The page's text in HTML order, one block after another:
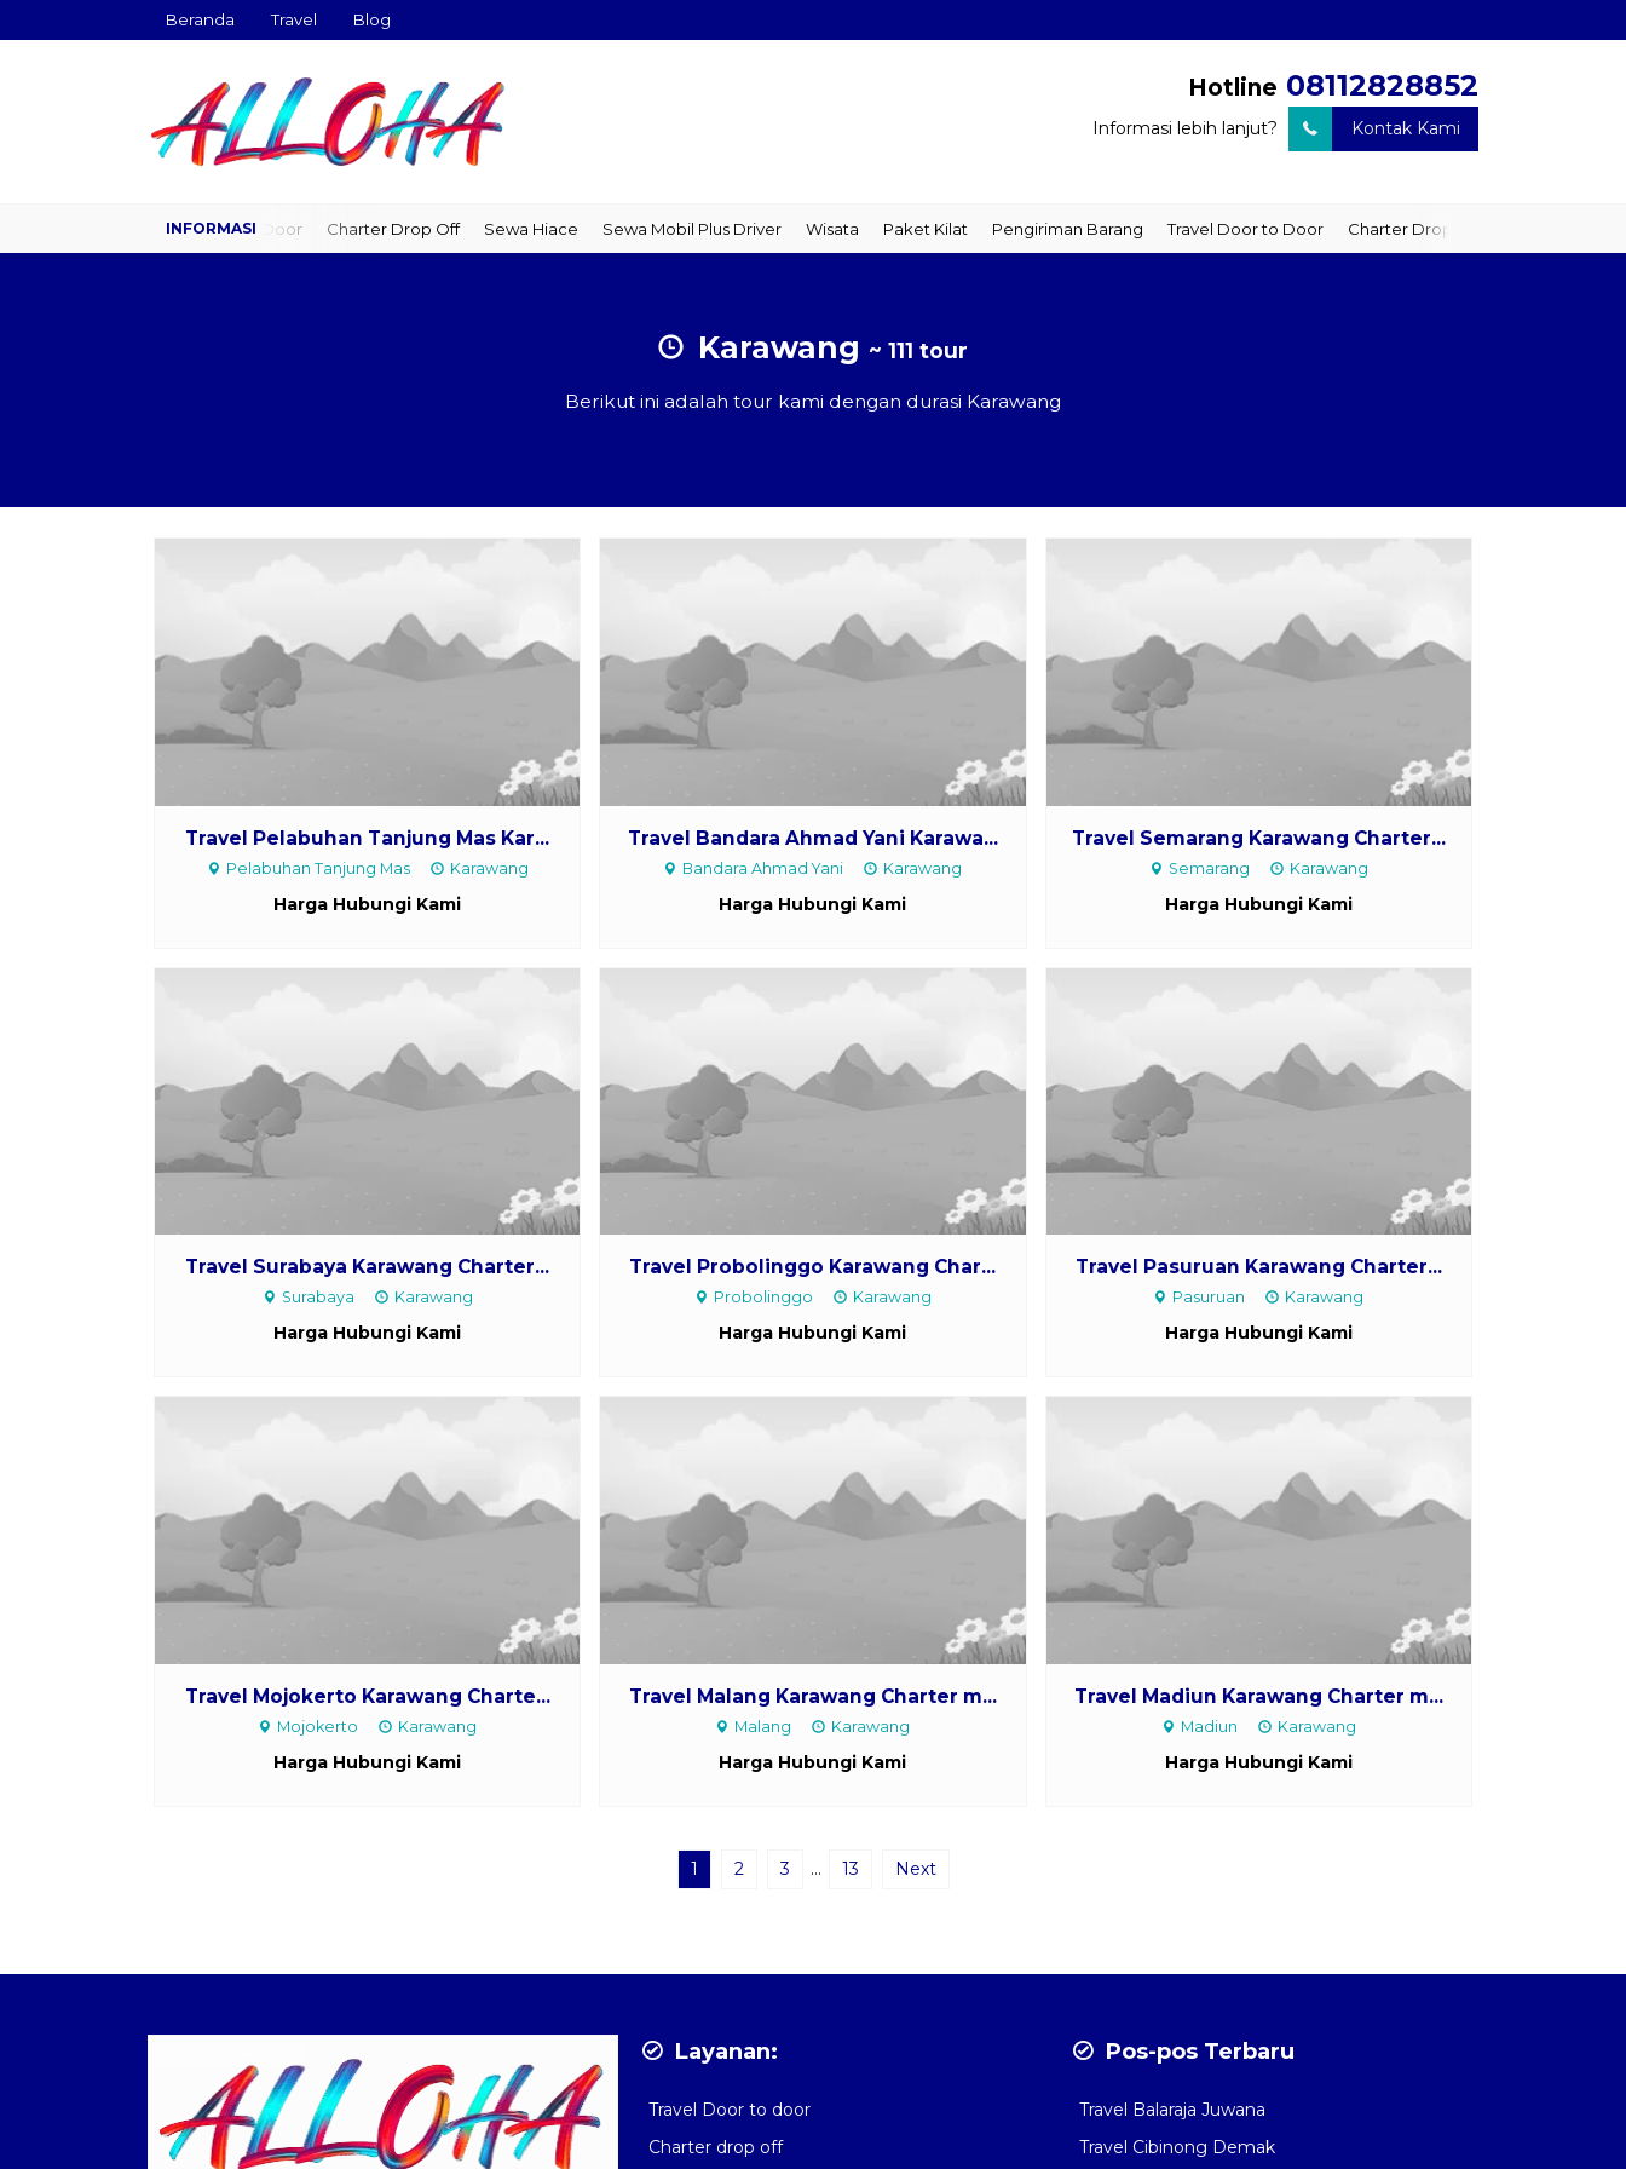
Beranda Travel Blog
Hotline 08112828852
Informasi lebih lanjut? Kontak Kami
Travel Door to Door Charter Drop Off Sewa Hiace Sewa Mobil Plus Driver Wisata Paket Kilat Pengiriman Barang Travel Door to Door Charter Drop Off
Karawang ~ 111 tour
Berikut ini adalah tour kami dengan durasi Karawang
Travel Pelabuhan Tanjung Mas Kar...
Pelabuhan Tanjung Mas Karawang
Harga Hubungi Kami
Travel Bandara Ahmad Yani Karawa...
Bandara Ahmad Yani Karawang
Harga Hubungi Kami
Travel Semarang Karawang Charter...
Semarang Karawang
Harga Hubungi Kami
Travel Surabaya Karawang Charter...
Surabaya Karawang
Harga Hubungi Kami
Travel Probolinggo Karawang Char...
Probolinggo Karawang
Harga Hubungi Kami
Travel Pasuruan Karawang Charter...
Pasuruan Karawang
Harga Hubungi Kami
Travel Mojokerto Karawang Charte...
Mojokerto Karawang
Harga Hubungi Kami
Travel Malang Karawang Charter m...
Malang Karawang
Harga Hubungi Kami
Travel Madiun Karawang Charter m...
Madiun Karawang
Harga Hubungi Kami
1 2 3 … 13 Next
Layanan:
Travel Door to door
Charter drop off
Pos-pos Terbaru
Travel Balaraja Juwana
Travel Cibinong Demak